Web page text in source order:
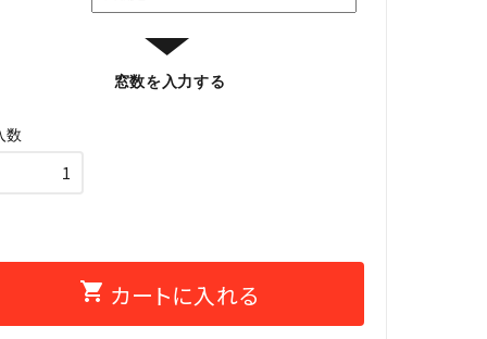
▼
窓数を入力する
数
shopping_cart カートに入れる